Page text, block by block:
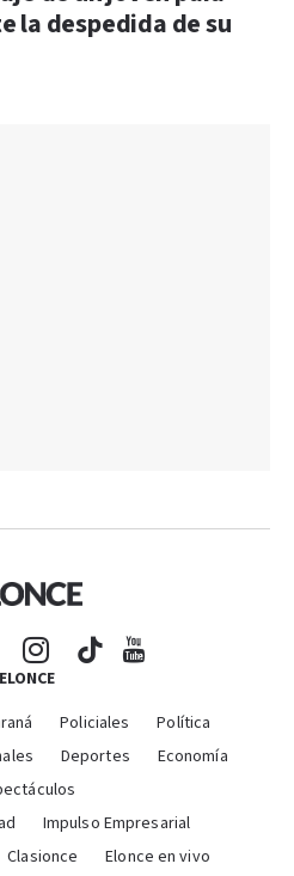
la despedida de su
ELONCE
Policiales
Política
Deportes
Economía
Impulso Empresarial
Clasionce Elonce en vivo